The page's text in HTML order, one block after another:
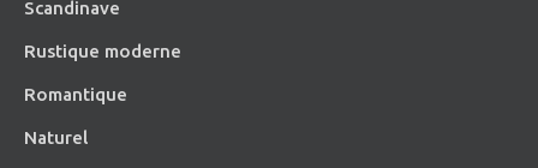
Scandinave
Rustique moderne
Romantique
Naturel